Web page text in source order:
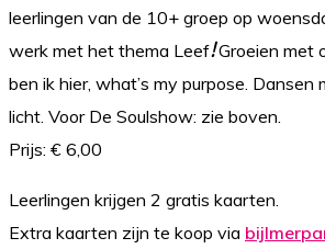
leerlingen van de 10+ groep op
werk met het thema Leef!Groeien met
ben ik hier, what’s my purpose. Dansen
licht. Voor De Soulshow: zie boven.
Prijs: € 6,00
Leerlingen krijgen 2 gratis kaarten.
Extra kaarten zijn te koop via